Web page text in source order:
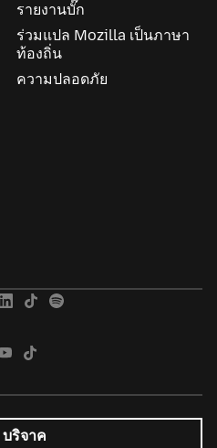
รายงานบั๊ก
ร่วมแปล Mozilla เป็นภาษา
ท้องถิ่น
ความปลอดภัย
บริจาค